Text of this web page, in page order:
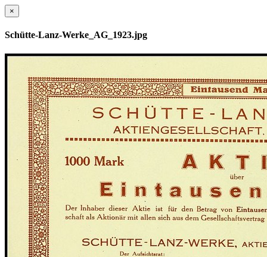
×
Schütte-Lanz-Werke_AG_1923.jpg